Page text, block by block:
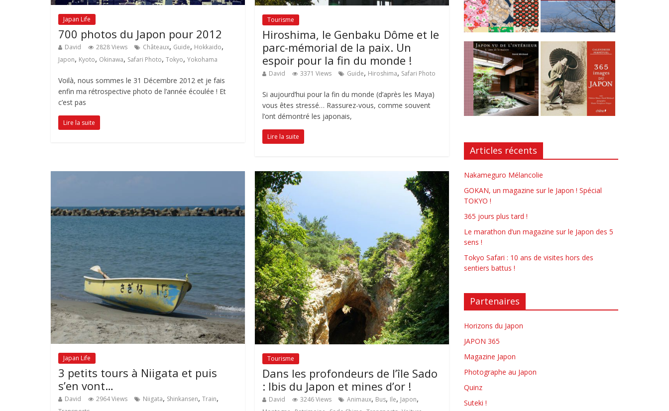
Japan Life
700 photos du Japon pour 2012
David 2828 Views Châteaux, Guide, Hokkaido,
Japon, Kyoto, Okinawa, Safari Photo, Tokyo, Yokohama
Voilà, nous sommes le 31 Décembre 2012 et je fais
enfin ma rétrospective photo de l’année écoulée ! Et
c’est pas
Lire la suite
Tourisme
Hiroshima, le Genbaku Dôme et le
parc-mémorial de la paix. Un
espoir pour la fin du monde !
David 3371 Views Guide, Hiroshima, Safari Photo
Si aujourd’hui pour la fin du monde (d’après les Maya)
vous êtes stressé… Rassurez-vous, comme souvent
l’ont démontré les japonais,
Lire la suite
Japan Life
3 petits tours à Niigata et puis
s’en vont…
David 2964 Views Niigata, Shinkansen, Train,
Tourisme
Dans les profondeurs de l’île Sado
: Ibis du Japon et mines d’or !
David 3246 Views Animaux, Bus, Ile, Japon,
Articles récents
Nakameguro Mélancolie
GOKAN, un magazine sur le Japon ! Spécial
TOKYO !
365 jours plus tard !
Le marathon d’un magazine sur le Japon des 5
sens !
Tokyo Safari : 10 ans de visites hors des
sentiers battus !
Partenaires
Horizons du Japon
JAPON 365
Magazine Japon
Photographe au Japon
Quinz
Suteki !